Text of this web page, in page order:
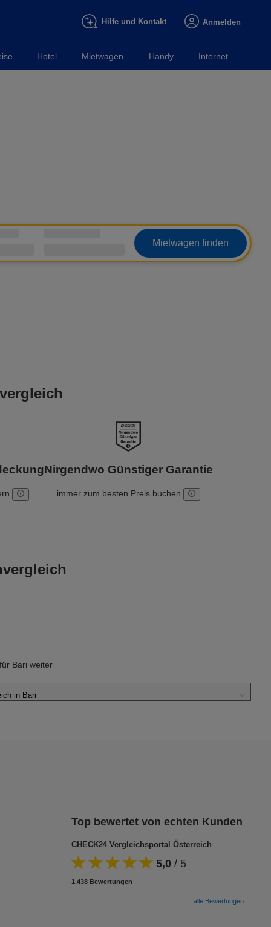
Hilfe und Kontakt Anmelden
Hotel Mietwagen Handy Internet
Mietwagen finden
Nirgendwo Günstiger Garantie
immer zum besten Preis buchen
Bari weiter
in Bari
Top bewertet von echten Kunden
CHECK24 Vergleichsportal Österreich
5,0 / 5
1.438 Bewertungen
alle Bewertungen